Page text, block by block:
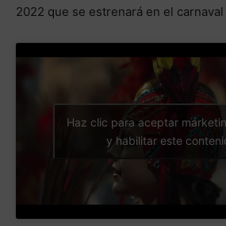
2022 que se estrenará en el
Haz clic para aceptar
y habilitar este